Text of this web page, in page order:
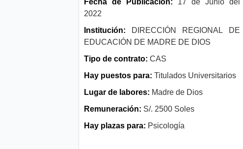
Fecha de Publicación: 17 de Junio del
2022
Institución: DIRECCIÓN REGIONAL DE
EDUCACIÓN DE MADRE DE DIOS
Tipo de contrato: CAS
Hay puestos para: Titulados Universitarios
Lugar de labores: Madre de Dios
Remuneración: S/. 2500 Soles
Hay plazas para: Psicología